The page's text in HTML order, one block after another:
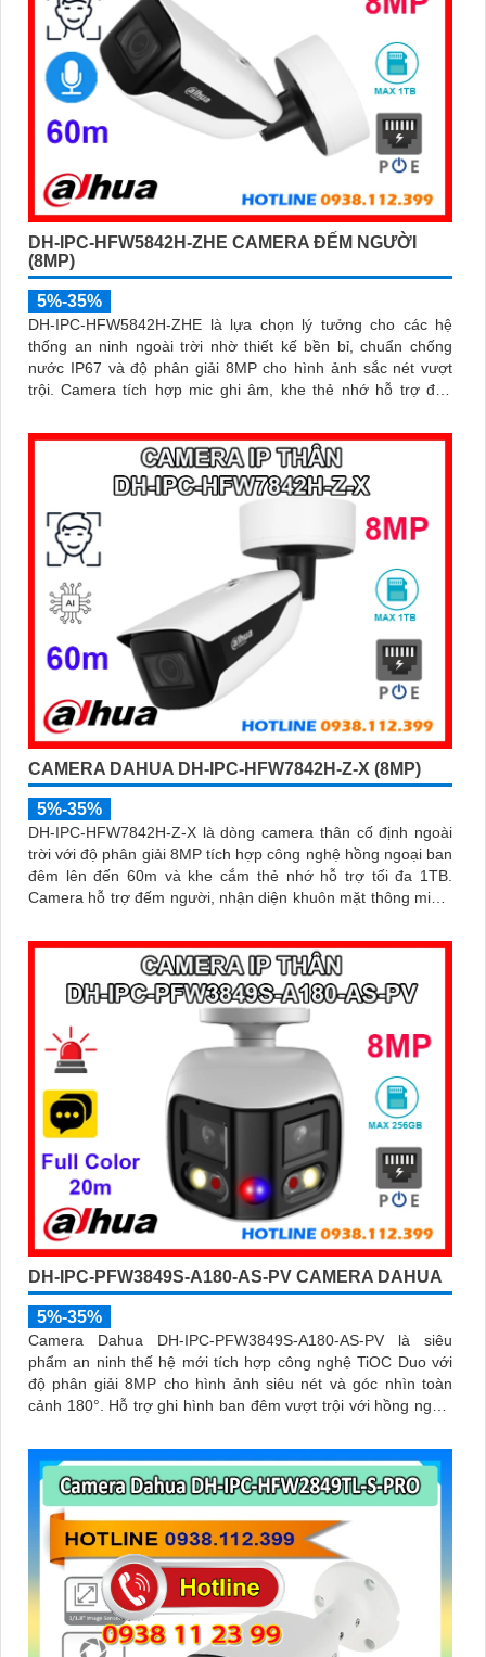
DH-IPC-HFW5842H-ZHE CAMERA ĐẾM NGƯỜI
(8MP)
5%-35%
DH-IPC-HFW5842H-ZHE là lựa chọn lý tưởng cho các hệ
thống an ninh ngoài trời nhờ thiết kế bền bỉ, chuẩn chống
nước IP67 và độ phân giải 8MP cho hình ảnh sắc nét vượt
trội. Camera tích hợp mic ghi âm, khe thẻ nhớ hỗ trợ đến
dàng, tiết kiệm chi phí
CAMERA DAHUA DH-IPC-HFW7842H-Z-X (8MP)
5%-35%
DH-IPC-HFW7842H-Z-X là dòng camera thân cố định ngoài
trời với độ phân giải 8MP tích hợp công nghệ hồng ngoại ban
đêm lên đến 60m và khe cắm thẻ nhớ hỗ trợ tối đa 1TB.
Camera hỗ trợ đếm người, nhận diện khuôn mặt thông minh,
cho các khu vực giám sát ngoài trời, hỗ trợ tính năng quản lý
chỗ đỗ xe hiệu quả cho các bãi giữ xe
DH-IPC-PFW3849S-A180-AS-PV CAMERA DAHUA
5%-35%
Camera Dahua DH-IPC-PFW3849S-A180-AS-PV là siêu
phẩm an ninh thế hệ mới tích hợp công nghệ TiOC Duo với
độ phân giải 8MP cho hình ảnh siêu nét và góc nhìn toàn
cảnh 180°. Hỗ trợ ghi hình ban đêm vượt trội với hồng ngoại
cắm thẻ nhớ 256GB đáp ứng nhu cầu lưu trữ dài hạn, thiết kế
chuẩn IP67 chống bụi nước, cấp nguồn POE